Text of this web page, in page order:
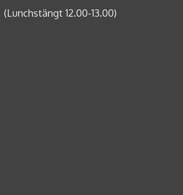
(Lunchstängt 12.00-13.00)